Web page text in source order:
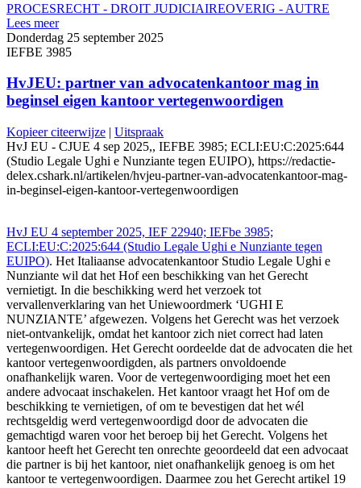
PROCESRECHT - DROIT JUDICIAIREOVERIG - AUTRE
Lees meer
Donderdag 25 september 2025
IEFBE 3985
HvJEU: partner van advocatenkantoor mag in
beginsel eigen kantoor vertegenwoordigen
Kopieer citeerwijze | Uitspraak
HvJ EU - CJUE 4 sep 2025,, IEFBE 3985; ECLI:EU:C:2025:644
(Studio Legale Ughi e Nunziante tegen EUIPO), https://redactie-
delex.cshark.nl/artikelen/hvjeu-partner-van-advocatenkantoor-mag-
in-beginsel-eigen-kantoor-vertegenwoordigen
HvJ EU 4 september 2025, IEF 22940; IEFbe 3985;
ECLI:EU:C:2025:644 (Studio Legale Ughi e Nunziante tegen
EUIPO). Het Italiaanse advocatenkantoor Studio Legale Ughi e
Nunziante wil dat het Hof een beschikking van het Gerecht
vernietigt. In die beschikking werd het verzoek tot
vervallenverklaring van het Uniewoordmerk ‘UGHI E
NUNZIANTE’ afgewezen. Volgens het Gerecht was het verzoek
niet-ontvankelijk, omdat het kantoor zich niet correct had laten
vertegenwoordigen. Het Gerecht oordeelde dat de advocaten die het
kantoor vertegenwoordigden, als partners onvoldoende
onafhankelijk waren. Voor de vertegenwoordiging moet het een
andere advocaat inschakelen. Het kantoor vraagt het Hof om de
beschikking te vernietigen, of om te bevestigen dat het wél
rechtsgeldig werd vertegenwoordigd door de advocaten die
gemachtigd waren voor het beroep bij het Gerecht. Volgens het
kantoor heeft het Gerecht ten onrechte geoordeeld dat een advocaat
die partner is bij het kantoor, niet onafhankelijk genoeg is om het
kantoor te vertegenwoordigen. Daarmee zou het Gerecht artikel 19